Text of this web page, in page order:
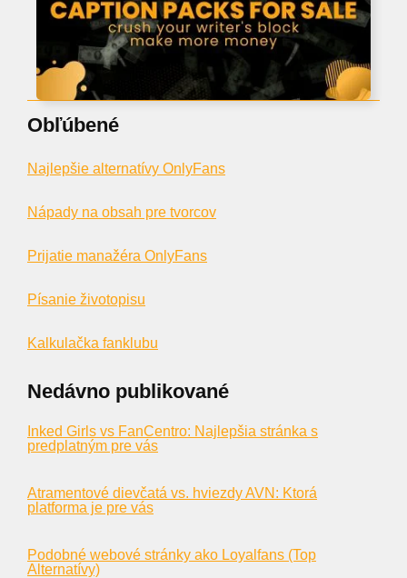
Obľúbené
Najlepšie alternatívy OnlyFans
Nápady na obsah pre tvorcov
Prijatie manažéra OnlyFans
Písanie životopisu
Kalkulačka fanklubu
Nedávno publikované
Inked Girls vs FanCentro: Najlepšia stránka s
predplatným pre vás
Atramentové dievčatá vs. hviezdy AVN: Ktorá
platforma je pre vás
Podobné webové stránky ako Loyalfans (Top
Alternatívy)